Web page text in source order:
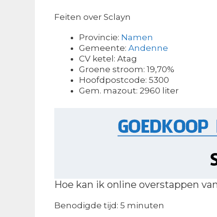
Feiten over Sclayn
Provincie: Namen
Gemeente: Andenne
CV ketel: Atag
Groene stroom: 19,70%
Hoofdpostcode: 5300
Gem. mazout: 2960 liter
Hoe kan ik online overstappen
Benodigde tijd: 5 minuten